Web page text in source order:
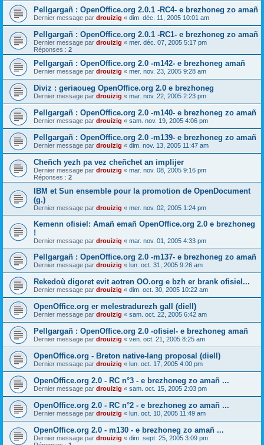
Pellgargañ : OpenOffice.org 2.0.1 -RC4- e brezhoneg zo amañ
Dernier message par drouizig « dim. déc. 11, 2005 10:01 am
Pellgargañ : OpenOffice.org 2.0.1 -RC1- e brezhoneg zo amañ
Dernier message par drouizig « mer. déc. 07, 2005 5:17 pm
Réponses : 2
Pellgargañ : OpenOffice.org 2.0 -m142- e brezhoneg amañ
Dernier message par drouizig « mer. nov. 23, 2005 9:28 am
Diviz : geriaoueg OpenOffice.org 2.0 e brezhoneg
Dernier message par drouizig « mar. nov. 22, 2005 2:23 pm
Pellgargañ : OpenOffice.org 2.0 -m140- e brezhoneg zo amañ
Dernier message par drouizig « sam. nov. 19, 2005 4:06 pm
Pellgargañ : OpenOffice.org 2.0 -m139- e brezhoneg zo amañ
Dernier message par drouizig « dim. nov. 13, 2005 11:47 am
Cheñch yezh pa vez cheñchet an implijer
Dernier message par drouizig « mar. nov. 08, 2005 9:16 pm
Réponses : 2
IBM et Sun ensemble pour la promotion de OpenDocument
(g.)
Dernier message par drouizig « mer. nov. 02, 2005 1:24 pm
Kemenn ofisiel: Amañ emañ OpenOffice.org 2.0 e brezhoneg
!
Dernier message par drouizig « mar. nov. 01, 2005 4:33 pm
Pellgargañ : OpenOffice.org 2.0 -m137- e brezhoneg zo amañ
Dernier message par drouizig « lun. oct. 31, 2005 9:26 am
Rekedoù digoret evit aotren OO.org e bzh er brank ofisiel...
Dernier message par drouizig « dim. oct. 30, 2005 10:22 am
OpenOffice.org er melestradurezh gall (diell)
Dernier message par drouizig « sam. oct. 22, 2005 6:42 am
Pellgargañ : OpenOffice.org 2.0 -ofisiel- e brezhoneg amañ
Dernier message par drouizig « ven. oct. 21, 2005 8:25 am
OpenOffice.org - Breton native-lang proposal (diell)
Dernier message par drouizig « lun. oct. 17, 2005 4:00 pm
OpenOffice.org 2.0 - RC n°3 - e brezhoneg zo amañ ...
Dernier message par drouizig « sam. oct. 15, 2005 2:03 pm
OpenOffice.org 2.0 - RC n°2 - e brezhoneg zo amañ ...
Dernier message par drouizig « lun. oct. 10, 2005 11:49 am
OpenOffice.org 2.0 - m130 - e brezhoneg zo amañ ...
Dernier message par drouizig « dim. sept. 25, 2005 3:09 pm